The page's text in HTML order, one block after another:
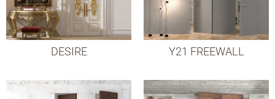
DESIRE Y21 FREEWALL